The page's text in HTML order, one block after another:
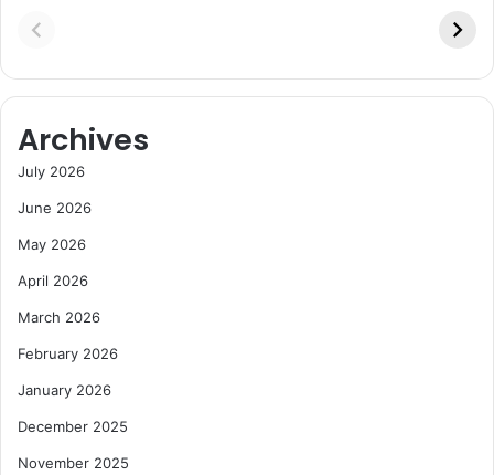
Archives
July 2026
June 2026
May 2026
April 2026
March 2026
February 2026
January 2026
December 2025
November 2025